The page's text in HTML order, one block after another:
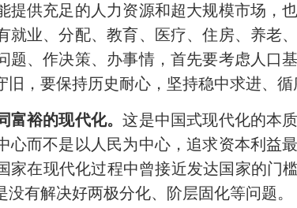
充足的人力资源和超大规模市场，也
就业、分配、教育、医疗、住房、养老
题、作决策、办事情，首先要考虑人口
，要保持历史耐心，坚持稳中求进、循
富裕的现代化。这是中国式现代化的本
心而不是以人民为中心，追求资本利益
家在现代化过程中曾接近发达国家的门
有解决好两极分化、阶层固化等问题。